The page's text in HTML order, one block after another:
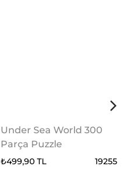
Under Sea World 300
Parça Puzzle
₺499,90 TL 19255